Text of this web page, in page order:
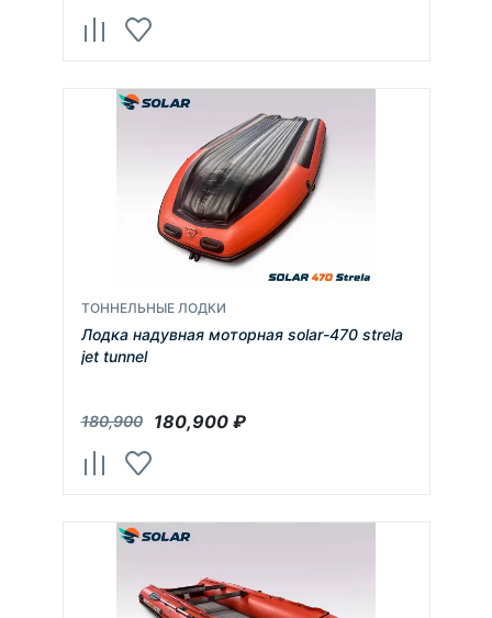
ТОННЕЛЬНЫЕ ЛОДКИ
Лодка надувная моторная solar-470 strela
jet tunnel
180,900 180,900₽